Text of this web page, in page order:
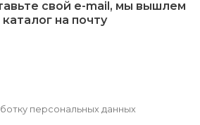
свой e-mail, мы вышлем
на почту
персональных данных